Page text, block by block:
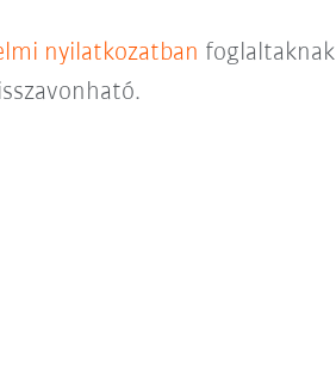
nyilatkozatban foglaltaknak